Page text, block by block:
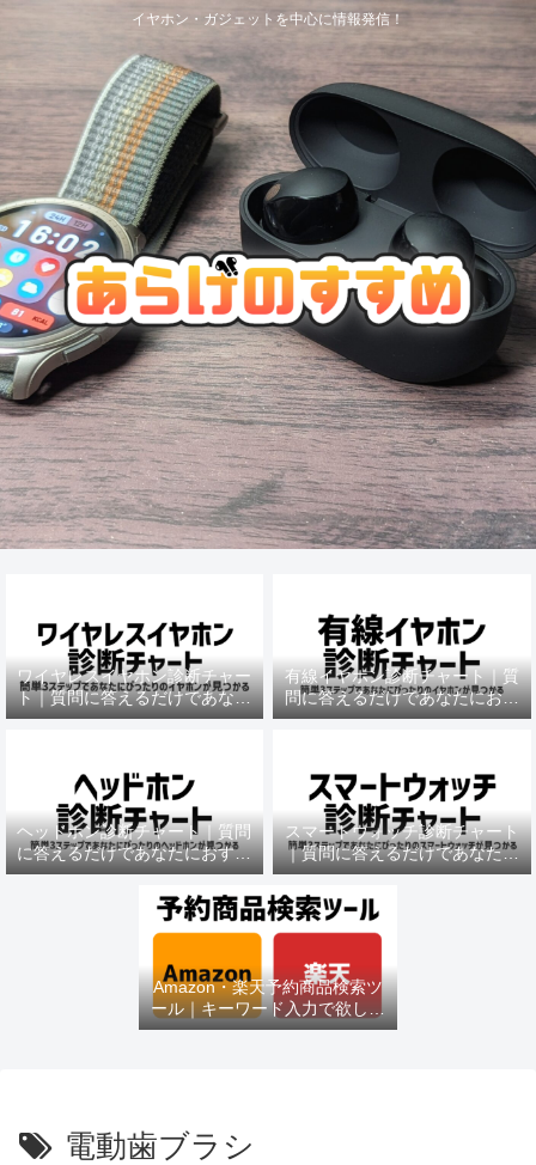
イヤホン・ガジェットを中心に情報発信！
ワイヤレスイヤホン診断チャー
ト｜質問に答えるだけであなた
におすすめの機種がわかる
有線イヤホン診断チャート｜質
問に答えるだけであなたにおす
すめの機種がわかる
ヘッドホン診断チャート｜質問
に答えるだけであなたにおすす
めの機種がわかる
スマートウォッチ診断チャート
｜質問に答えるだけであなたに
おすすめの機種がわかる
Amazon・楽天予約商品検索ツ
ール｜キーワード入力で欲しい
商品を即チェック
電動歯ブラシ